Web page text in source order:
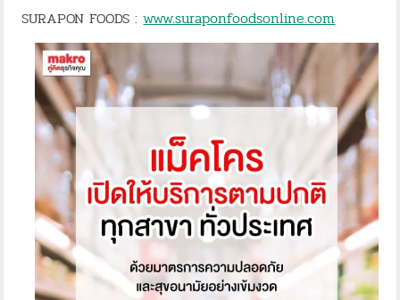
SURAPON FOODS :www.suraponfoodsonline.com